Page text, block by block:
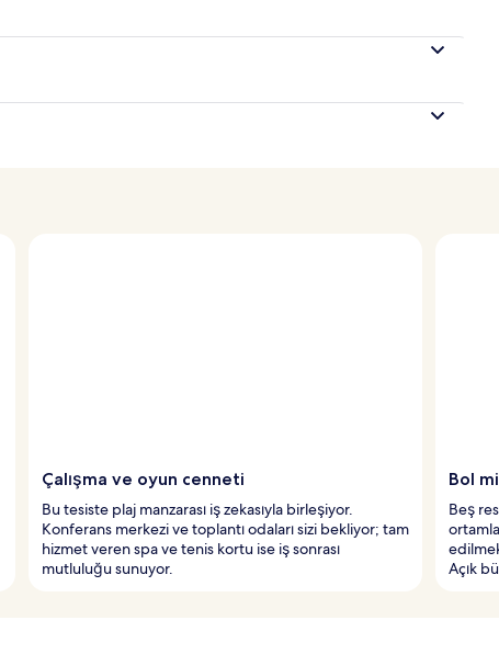
Çalışma ve oyun cenneti
Bu tesiste plaj manzarası iş zekasıyla birleşiyor.
Konferans merkezi ve toplantı odaları sizi bekliyor; tam
hizmet veren spa ve tenis kortu ise iş sonrası
mutluluğu sunuyor.
Bol
Beş
Açık